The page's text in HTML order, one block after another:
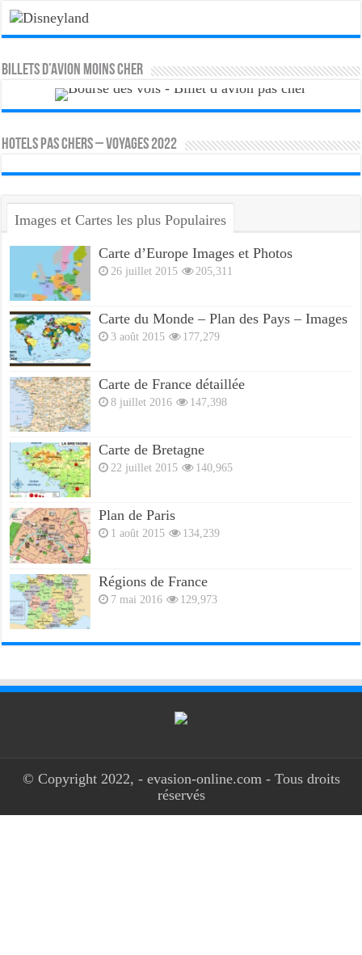
Billets d’avion moins cher
HOTELS PAS CHERS – VOYAGES 2022
Images et Cartes les plus Populaires
Carte d’Europe Images et Photos
26 juillet 2015 205,311
Carte du Monde – Plan des Pays – Images
3 août 2015 177,279
Carte de France détaillée
8 juillet 2016 147,398
Carte de Bretagne
22 juillet 2015 140,965
Plan de Paris
1 août 2015 134,239
Régions de France
7 mai 2016 129,973
© Copyright 2022, - evasion-online.com - Tous droits
réservés